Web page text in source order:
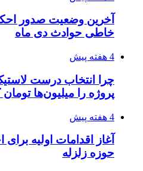
آخرین وضعیت صدور
خاطی حوادث دی ماه
4 هفته پیش
چرا انتخاب درست
پروژه را میلیون‌ها
4 هفته پیش
آغاز اقدامات اولیه
حوزه زلزله